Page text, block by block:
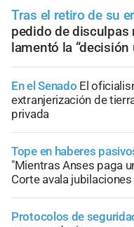
Tras el retiro de su
pedido de
lamentó la
En el Senado El
extranjerización de
privada
Tope en haberes
"Mientras Anses paga
Corte avala
Protocolos de